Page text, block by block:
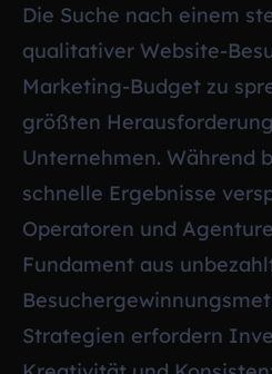
Die Suche nach einem
qualitativer Website-
Marketing-Budget zu
größten
Unternehmen. Während
schnelle Ergebnisse
Operatoren und
Fundament aus
Strategien erfordern